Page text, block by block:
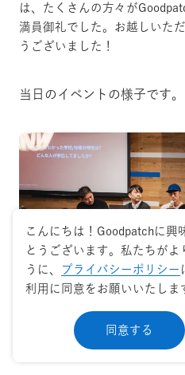
は、たくさんの方々が
満員御礼でした。お越しいた
うございました！
当日のイベントの様子です。
こんにちは！Goodpatchに興
とうございます。私たちが
うに、
プライバシーポリシー
利用に同意をお願いいたしま
同意する